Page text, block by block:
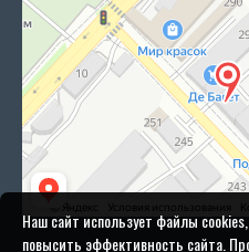
Наш сайт использует файлы
повысить эффективность сайта.